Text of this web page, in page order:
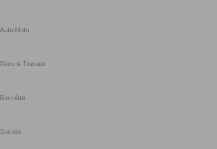
Auto-Moto
Déco & Travaux
Bien-être
Société